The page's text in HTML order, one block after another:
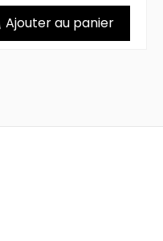
Ajouter au panier